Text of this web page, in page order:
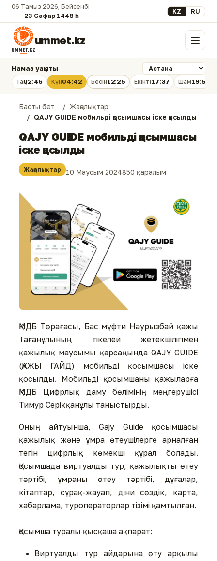
06 Тамыз 2026, Бейсенбі
23 Сафар 1448 һ.
Select your
KZ RU
ummet.kz Мәзір
Намаз уақыты
Таң02:46 Күн04:42 Бесін12:25 Екінті17:37 Шам19:58
Басты бет
Жаңалықтар
QAJY GUIDE мобильді қосымшасы іске қосылды
QAJY GUIDE мобильді қосымшасы
іске қосылды
Жаңалықтар 10 Маусым 2024850 қаралым
ҚМДБ Төрағасы, Бас мүфти Наурызбай қажы
Тағанұлының тікелей жетекшілігімен
қажылық маусымы қарсаңында QAJY GUIDE
(ҚАЖЫ ГАЙД) мобильді қосымшасы іске
қосылды. Мобильді қосымшаны қажыларға
ҚМДБ Цифрлық даму бөлімінің меңгерушісі
Тимур Серікқанұлы таныстырды.
Оның айтуынша, Gajy Guide қосымшасы
қажылық және ұмра өтеушілерге арналған
тегін цифрлық көмекші құрал болады.
Қосымшада виртуалды тур, қажылықты өтеу
тәртібі, ұмраны өтеу тәртібі, дұғалар,
кітаптар, сұрақ-жауап, діни сөздік, карта,
хабарлама, туроператорлар тізімі қамтылған.
Қосымша туралы қысқаша ақпарат:
⁠Виртуалды тур айдарына өту арқылы